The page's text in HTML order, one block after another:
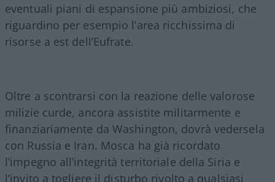
eventuali piani di espansione più ambiziosi, che
riguardino per esempio l’area ricchissima di
risorse a est dell’Eufrate.
Oltre a scontrarsi con la reazione delle valorose
milizie curde, ancora assistite militarmente e
finanziariamente da Washington, dovrà vedersela
con Russia e Iran. Mosca ha già ricordato
l’impegno all’integrità territoriale della Siria e
l’invito a togliere il disturbo rivolto a qualsiasi